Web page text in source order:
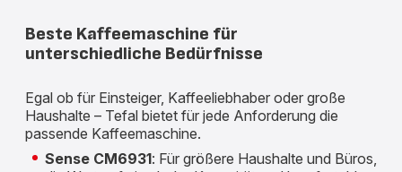
Beste Kaffeemaschine für
unterschiedliche Bedürfnisse
Egal ob für Einsteiger, Kaffeeliebhaber oder große
Haushalte – Tefal bietet für jede Anforderung die
passende Kaffeemaschine.
Sense CM6931: Für größere Haushalte und Büros,